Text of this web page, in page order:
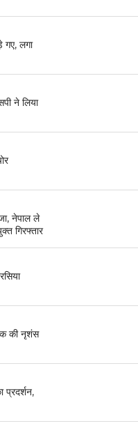
गए, लगा
ने लिया
नेपाल ले
गिरफ्तार
की नृशंस
प्रदर्शन,